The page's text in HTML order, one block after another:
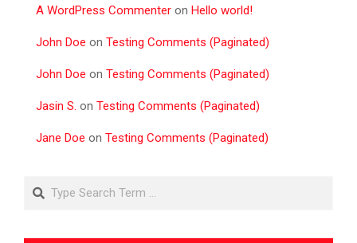
A WordPress Commenter on Hello world!
John Doe on Testing Comments (Paginated)
John Doe on Testing Comments (Paginated)
Jasin S. on Testing Comments (Paginated)
Jane Doe on Testing Comments (Paginated)
Search